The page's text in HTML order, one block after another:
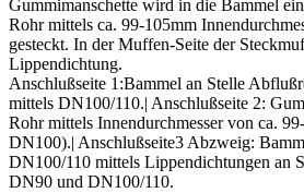
Gummimanschette wird in die Bammel
Rohr mittels ca. 99-105mm
gesteckt. In der Muffen-Seite der
Lippendichtung.
Anschlußseite 1:Bammel an Stelle
mittels DN100/110.| Anschlußseite 2:
Rohr mittels Innendurchmesser von ca.
DN100).| Anschlußseite3 Abzweig:
DN100/110 mittels Lippendichtungen an
DN90 und DN100/110.